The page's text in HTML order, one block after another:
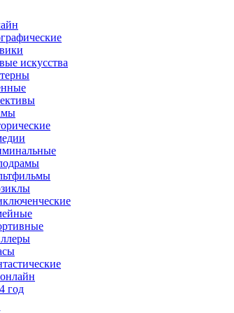
искусства
год